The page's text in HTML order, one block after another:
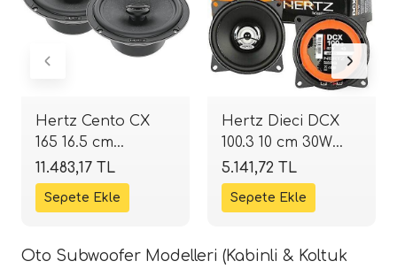
Hertz Cento CX
165 16.5 cm
Koaksiyel
Hoparlör | 210W 4
Ohm | SPLHIFI
11.483,17 TL
Hertz Dieci DCX
100.3 10 cm 30W
RMS / 60W Max
Koaksiyel
Hoparlör |
5.141,72 TL
Oto Subwoofer Modelleri (Kabinli & Koltuk